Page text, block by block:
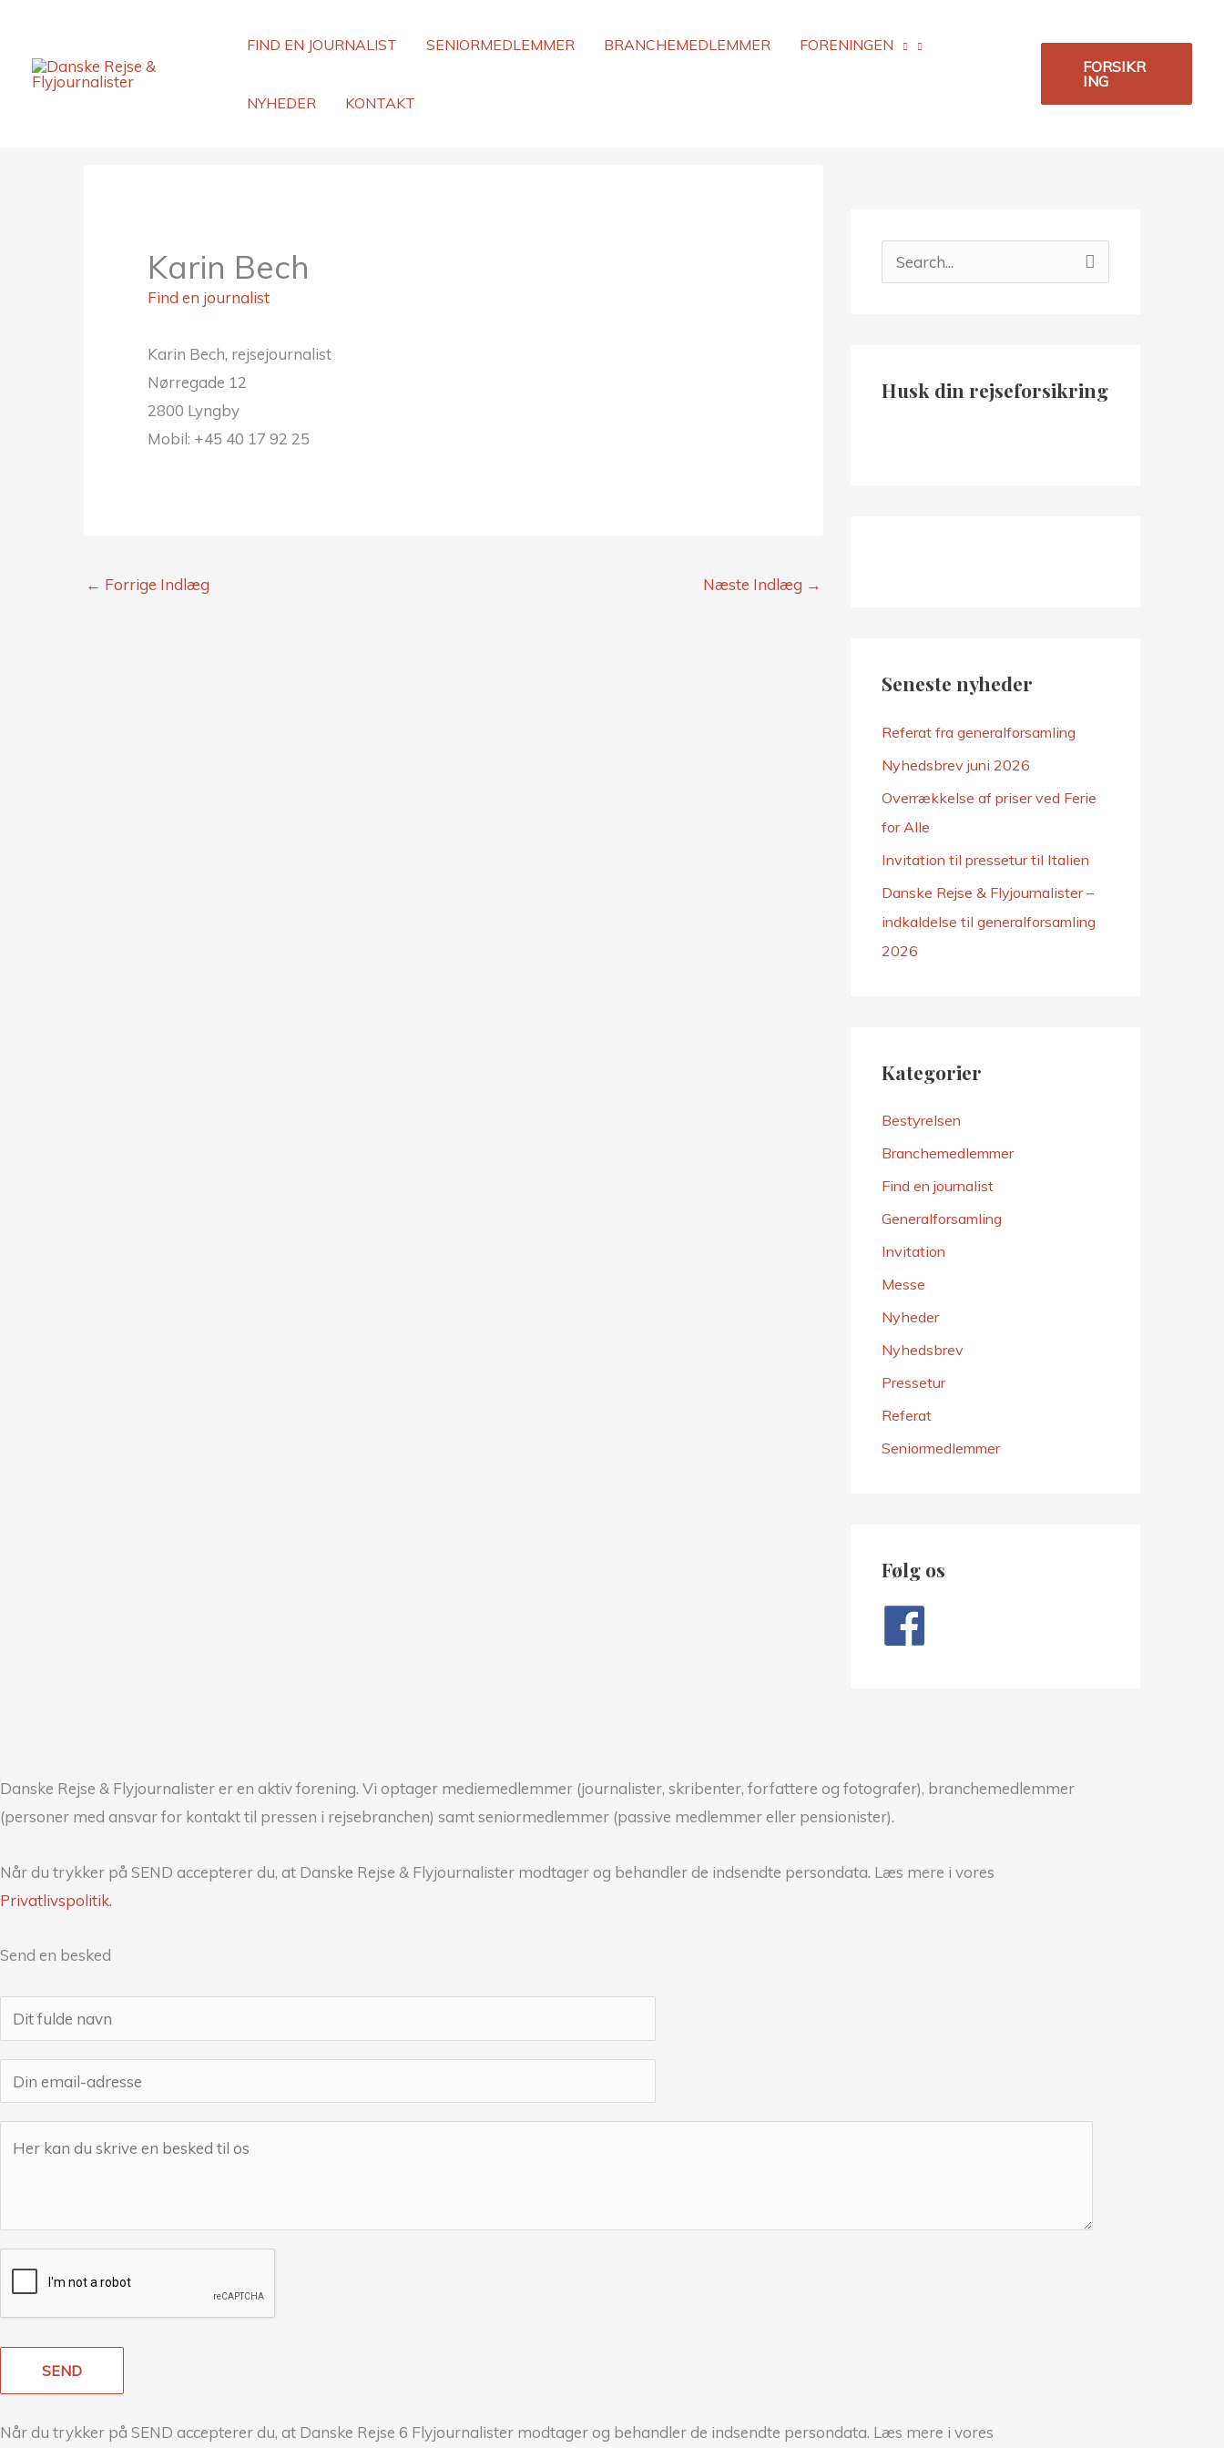
indholdet
FIND EN JOURNALIST SENIORMEDLEMMER BRANCHEMEDLEMMER FORENINGEN
NYHEDER KONTAKT
FORSIKR
ING
Karin Bech
Find en journalist
Karin Bech, rejsejournalist
Nørregade 12
2800 Lyngby
Mobil: +45 40 17 92 25
← Forrige Indlæg Næste Indlæg →
f
Husk din rejseforsikring
Seneste nyheder
Referat fra generalforsamling
Nyhedsbrev juni 2026
Overrækkelse af priser ved Ferie
for Alle
Invitation til pressetur til Italien
Danske Rejse & Flyjournalister –
indkaldelse til generalforsamling
2026
Kategorier
Bestyrelsen
Branchemedlemmer
Find en journalist
Generalforsamling
Invitation
Messe
Nyheder
Nyhedsbrev
Pressetur
Referat
Seniormedlemmer
Følg os
Danske Rejse & Flyjournalister er en aktiv forening. Vi optager mediemedlemmer (journalister, skribenter, forfattere og fotografer), branchemedlemmer
(personer med ansvar for kontakt til pressen i rejsebranchen) samt seniormedlemmer (passive medlemmer eller pensionister).
Når du trykker på SEND accepterer du, at Danske Rejse & Flyjournalister modtager og behandler de indsendte persondata. Læs mere i vores
Privatlivspolitik.
Send en besked
a
v
*
m
e
SEND
Når du trykker på SEND accepterer du, at Danske Rejse 6 Flyjournalister modtager og behandler de indsendte persondata. Læs mere i vores